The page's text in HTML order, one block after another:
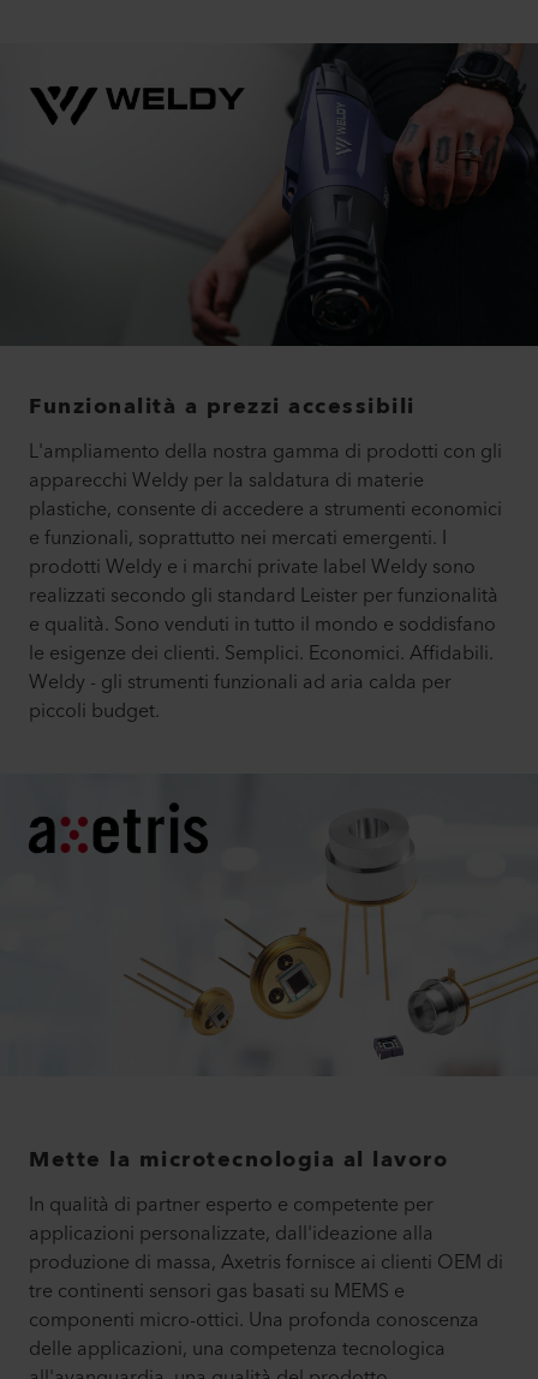
Funzionalità a prezzi accessibili
L'ampliamento della nostra gamma di prodotti con gli
apparecchi Weldy per la saldatura di materie
plastiche, consente di accedere a strumenti economici
e funzionali, soprattutto nei mercati emergenti. I
prodotti Weldy e i marchi private label Weldy sono
realizzati secondo gli standard Leister per funzionalità
e qualità. Sono venduti in tutto il mondo e soddisfano
le esigenze dei clienti. Semplici. Economici. Affidabili.
Weldy - gli strumenti funzionali ad aria calda per
piccoli budget.
Mette la microtecnologia al lavoro
In qualità di partner esperto e competente per
applicazioni personalizzate, dall'ideazione alla
produzione di massa, Axetris fornisce ai clienti OEM di
tre continenti sensori gas basati su MEMS e
componenti micro-ottici. Una profonda conoscenza
delle applicazioni, una competenza tecnologica